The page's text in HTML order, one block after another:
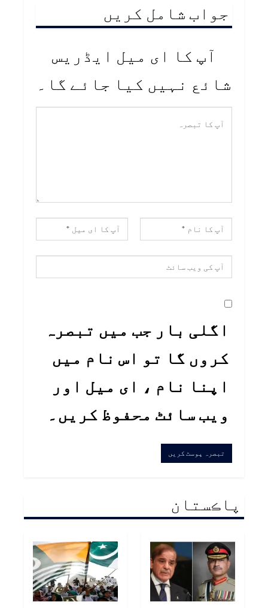
جواب شامل کریں
آپ کا ای میل ایڈریس
شائع نہیں کیا جائے گا۔
اگلی بار جب میں تبصرہ
کروں گا تو اس نام میں
اپنا نام ، ای میل اور
ویب سائٹ محفوظ کریں۔
پاڪستان